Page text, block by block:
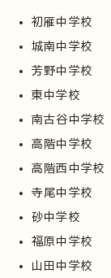
初雁中学校
城南中学校
芳野中学校
東中学校
南古谷中学校
高階中学校
高階西中学校
寺尾中学校
砂中学校
福原中学校
山田中学校